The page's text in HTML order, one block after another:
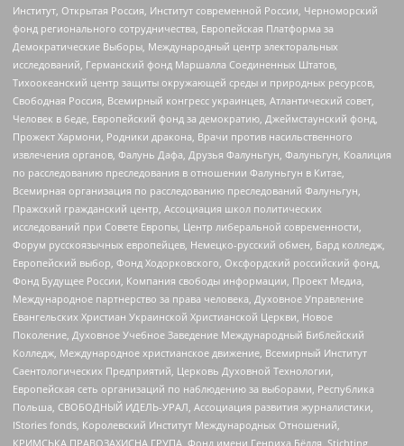
Институт, Открытая Россия, Институт современной России, Черноморский
фонд регионального сотрудничества, Европейская Платформа за
Демократические Выборы, Международный центр электоральных
исследований, Германский фонд Маршалла Соединенных Штатов,
Тихоокеанский центр защиты окружающей среды и природных ресурсов,
Свободная Россия, Всемирный конгресс украинцев, Атлантический совет,
Человек в беде, Европейский фонд за демократию, Джеймстаунский фонд,
Прожект Хармони, Родники дракона, Врачи против насильственного
извлечения органов, Фалунь Дафа, Друзья Фалуньгун, Фалуньгун, Коалиция
по расследованию преследования в отношении Фалуньгун в Китае,
Всемирная организация по расследованию преследований Фалуньгун,
Пражский гражданский центр, Ассоциация школ политических
исследований при Совете Европы, Центр либеральной современности,
Форум русскоязычных европейцев, Немецко-русский обмен, Бард колледж,
Европейский выбор, Фонд Ходорковского, Оксфордский российский фонд,
Фонд Будущее России, Компания свободы информации, Проект Медиа,
Международное партнерство за права человека, Духовное Управление
Евангельских Христиан Украинской Христианской Церкви, Новое
Поколение, Духовное Учебное Заведение Международный Библейский
Колледж, Международное христианское движение, Всемирный Институт
Саентологических Предприятий, Церковь Духовной Технологии,
Европейская сеть организаций по наблюдению за выборами, Республика
Польша, СВОБОДНЫЙ ИДЕЛЬ-УРАЛ, Ассоциация развития журналистики,
IStories fonds, Королевский Институт Международных Отношений,
КРИМСЬКА ПРАВОЗАХИСНА ГРУПА, Фонд имени Генриха Бёлля, Stichting